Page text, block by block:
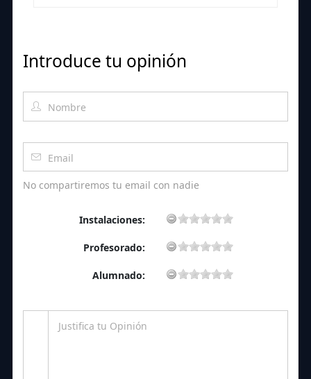
Introduce tu opinión
No compartiremos tu email con nadie
Instalaciones:
Profesorado:
Alumnado: